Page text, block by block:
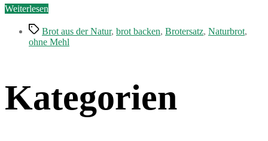
Weiterlesen
Zeiten
der
Schlagwörter
Brot aus der Natur, brot backen, Brotersatz, Naturbrot,
ohne Mehl
Kategorien